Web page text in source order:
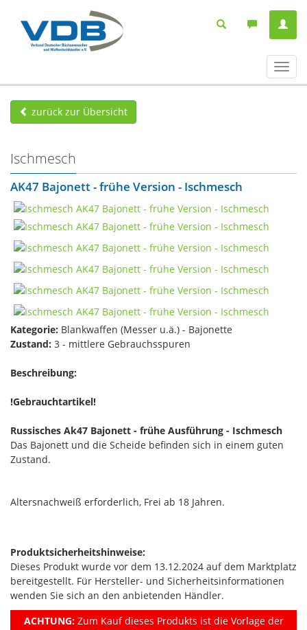
ein-/
zurück zur Übersicht
Ischmesch
AK47 Bajonett - frühe Version - Ischmesch
Kategorie: Blankwaffen (Messer u.ä.) - Bajonette
Zustand: 3 - mittlere Gebrauchsspuren
Beschreibung:
!Gebrauchtartikel!
Russisches Ak47 Bajonett - frühe Ausführung - Ischmesch
Das Bajonett und die Scheide befinden sich in einem guten
Zustand.
Altersnachweiß erforderlich, Frei ab 18 Jahren.
Produktsicherheitshinweise:
Dieses Produkt wurde vor dem 13.12.2024 auf dem Marktplatz
bereitgestellt. Für Hersteller- und Sicherheitsinformationen
wenden Sie sich an den anbietenden Händler.
ACHTUNG:Zum Kauf dieses Produkts ist die Vorlage der